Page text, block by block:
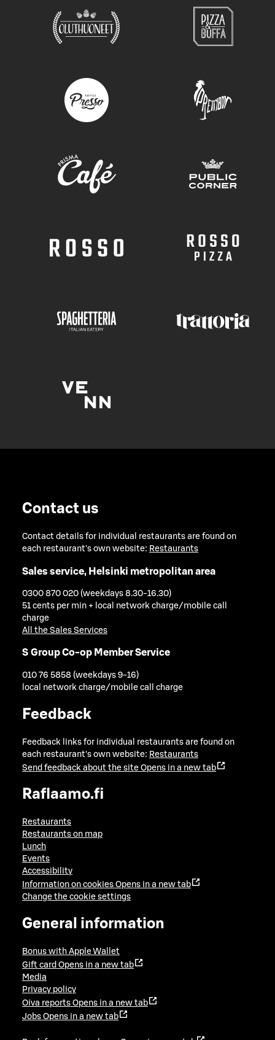
Contact us
Contact details for individual restaurants are found on
each restaurant's own website: Restaurants
Sales service, Helsinki metropolitan area
0300 870 020 (weekdays 8.30-16.30)
51 cents per min + local network charge/mobile call
charge
All the Sales Services
S Group Co-op Member Service
010 76 5858 (weekdays 9-16)
local network charge/mobile call charge
Feedback
Feedback links for individual restaurants are found on
each restaurant's own website: Restaurants
Send feedback about the site Opens in a new tab
Raflaamo.fi
Restaurants
Restaurants on map
Lunch
Events
Accessibility
Information on cookies Opens in a new tab
Change the cookie settings
General information
Bonus with Apple Wallet
Gift card Opens in a new tab
Media
Privacy policy
Oiva reports Opens in a new tab
Jobs Opens in a new tab